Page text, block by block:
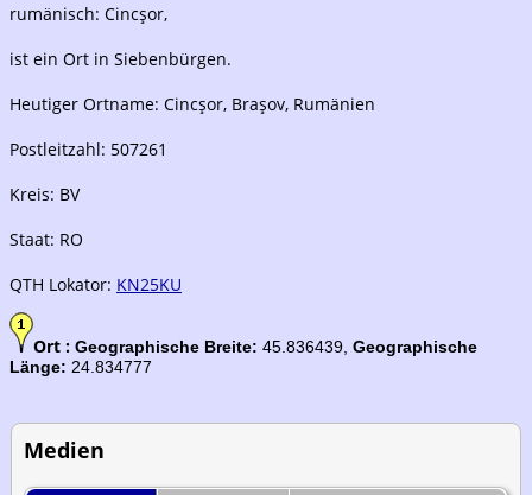
rumänisch: Cincşor,
ist ein Ort in Siebenbürgen.
Heutiger Ortname: Cincşor, Braşov, Rumänien
Postleitzahl: 507261
Kreis: BV
Staat: RO
QTH Lokator: KN25KU
Ort : Geographische Breite: 45.836439, Geographische
Länge: 24.834777
Medien